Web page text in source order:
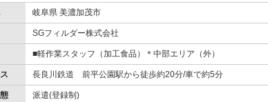
岐阜県 美濃加茂市
SGフィルダー株式会社
■軽作業スタッフ（加工食品）＊中部エリア（外）
長良川鉄道 前平公園駅から徒歩約20分/車で約5分
派遣(登録制)